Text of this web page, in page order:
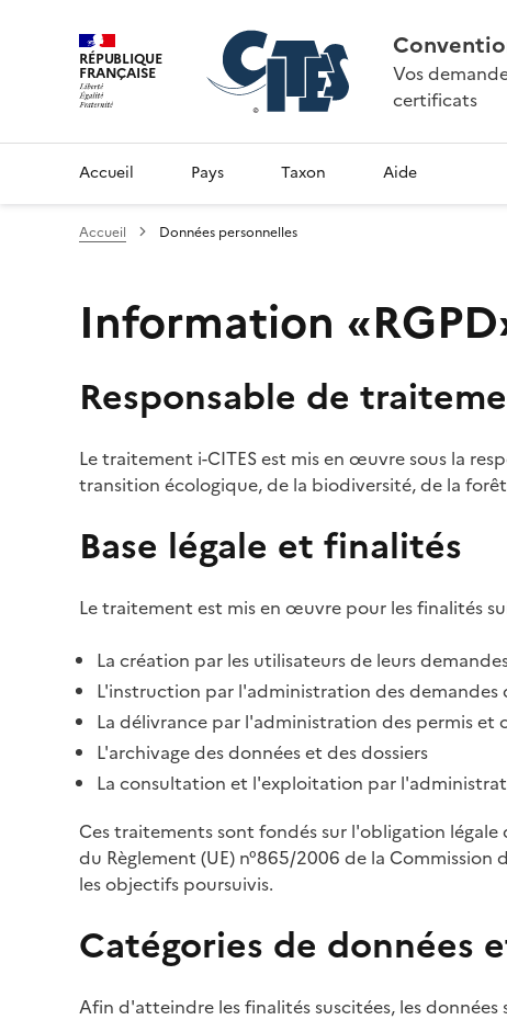
RÉPUBLIQUE
FRANÇAISE
Vos
certificats
Accueil Pays Taxon Aide
Accueil Données personnelles
Information
Responsable de
Le traitement i-CITES est mis en œuvre sous la
transition écologique, de la biodiversité, de la
Base légale et finalités
Le traitement est mis en œuvre pour les finalités
La création par les utilisateurs de leurs
L'instruction par l'administration des demandes
La délivrance par l'administration des permis et
L'archivage des données et des dossiers
La consultation et l'exploitation par
Ces traitements sont fondés sur l'obligation
du Règlement (UE) n°865/2006 de la
les objectifs poursuivis.
Catégories de données
Afin d'atteindre les finalités suscitées, les données